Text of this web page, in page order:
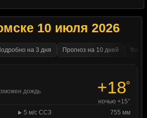
10 июля 2026
на 3 дня Прогноз на 10 дней
дождь +18°
ночью +15°
5 м/с ССЗ
755 мм